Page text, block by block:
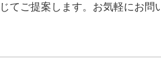
てご提案します。お気軽にお問